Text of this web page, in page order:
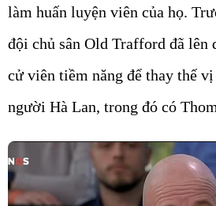
làm huấn luyện viên của họ.
đội chủ sân Old Trafford đã lên
cử viên tiềm năng để thay thế
người Hà Lan, trong đó có